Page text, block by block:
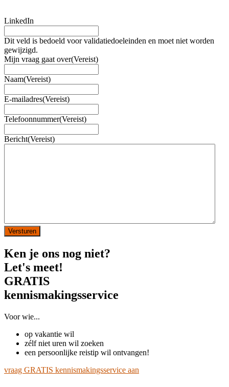
LinkedIn
Dit veld is bedoeld voor validatiedoeleinden en moet niet worden
gewijzigd.
Mijn vraag gaat over(Vereist)
Naam(Vereist)
E-mailadres(Vereist)
Telefoonnummer(Vereist)
Bericht(Vereist)
Ken je ons nog niet?
Let's meet!
GRATIS
kennismakingsservice
Voor wie...
op vakantie wil
zélf niet uren wil zoeken
een persoonlijke reistip wil ontvangen!
vraag GRATIS kennismakingsservice aan